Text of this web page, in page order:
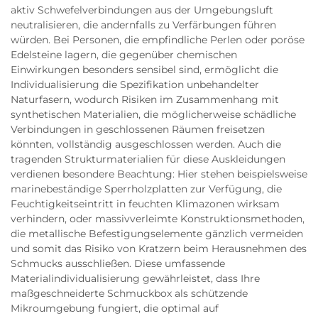
aktiv Schwefelverbindungen aus der Umgebungsluft
neutralisieren, die andernfalls zu Verfärbungen führen
würden. Bei Personen, die empfindliche Perlen oder poröse
Edelsteine lagern, die gegenüber chemischen
Einwirkungen besonders sensibel sind, ermöglicht die
Individualisierung die Spezifikation unbehandelter
Naturfasern, wodurch Risiken im Zusammenhang mit
synthetischen Materialien, die möglicherweise schädliche
Verbindungen in geschlossenen Räumen freisetzen
könnten, vollständig ausgeschlossen werden. Auch die
tragenden Strukturmaterialien für diese Auskleidungen
verdienen besondere Beachtung: Hier stehen beispielsweise
marinebeständige Sperrholzplatten zur Verfügung, die
Feuchtigkeitseintritt in feuchten Klimazonen wirksam
verhindern, oder massivverleimte Konstruktionsmethoden,
die metallische Befestigungselemente gänzlich vermeiden
und somit das Risiko von Kratzern beim Herausnehmen des
Schmucks ausschließen. Diese umfassende
Materialindividualisierung gewährleistet, dass Ihre
maßgeschneiderte Schmuckbox als schützende
Mikroumgebung fungiert, die optimal auf